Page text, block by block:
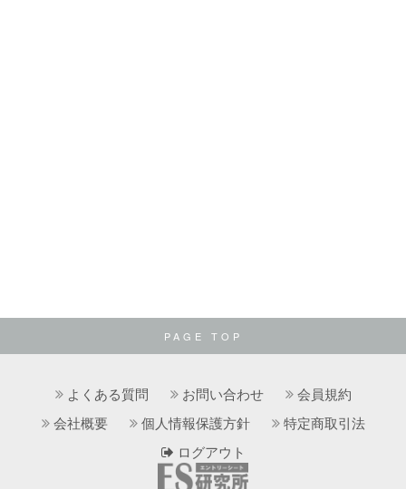
PAGE TOP
よくある質問 お問い合わせ
会員規約
会社概要
個人情報保護方針
特定商取引法
ログアウト